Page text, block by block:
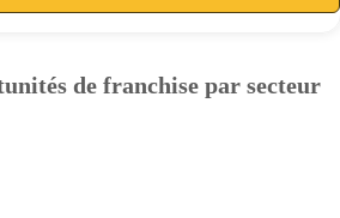
de franchise par secteur